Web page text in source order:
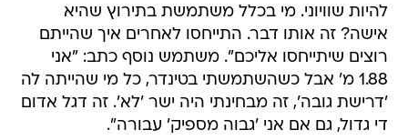
להיות שוויוני. מי בכלל משתמשת בתירוץ שהיא
אישה? זה אותו דבר. התייחסו לאחרים איך שהייתם
רוצים שיתייחסו אליכם". משתמש נוסף כתב: "אני
1.88 מ' אבל כשהשתמשתי בטינדר, כל מי שהייתה לה
'דרישת גובה', זה מבחינתי היה ישר 'לא'. זה דגל אדום
די גדול, גם אם אני 'גבוה מספיק' עבורה".